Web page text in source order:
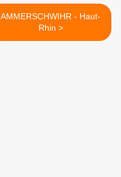
AMMERSCHWIHR - Haut-
Rhin >